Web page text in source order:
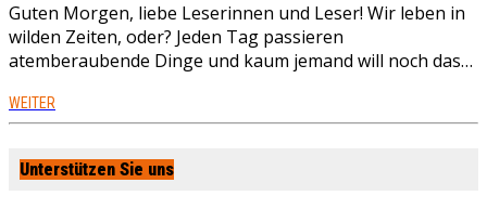
Guten Morgen, liebe Leserinnen und Leser! Wir leben in
wilden Zeiten, oder? Jeden Tag passieren
atemberaubende Dinge und kaum jemand will noch das…
WEITER
Unterstützen Sie uns